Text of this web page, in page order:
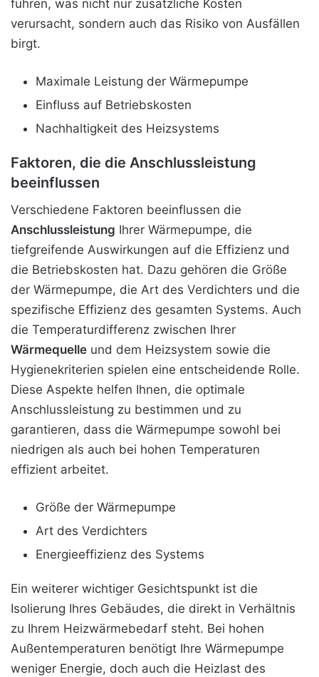
führen, was nicht nur zusätzliche Kosten
verursacht, sondern auch das Risiko von Ausfällen
birgt.
Maximale Leistung der Wärmepumpe
Einfluss auf Betriebskosten
Nachhaltigkeit des Heizsystems
Faktoren, die die Anschlussleistung
beeinflussen
Verschiedene Faktoren beeinflussen die
Anschlussleistung Ihrer Wärmepumpe, die
tiefgreifende Auswirkungen auf die Effizienz und
die Betriebskosten hat. Dazu gehören die Größe
der Wärmepumpe, die Art des Verdichters und die
spezifische Effizienz des gesamten Systems. Auch
die Temperaturdifferenz zwischen Ihrer
Wärmequelle und dem Heizsystem sowie die
Hygienekriterien spielen eine entscheidende Rolle.
Diese Aspekte helfen Ihnen, die optimale
Anschlussleistung zu bestimmen und zu
garantieren, dass die Wärmepumpe sowohl bei
niedrigen als auch bei hohen Temperaturen
effizient arbeitet.
Größe der Wärmepumpe
Art des Verdichters
Energieeffizienz des Systems
Ein weiterer wichtiger Gesichtspunkt ist die
Isolierung Ihres Gebäudes, die direkt in Verhältnis
zu Ihrem Heizwärmebedarf steht. Bei hohen
Außentemperaturen benötigt Ihre Wärmepumpe
weniger Energie, doch auch die Heizlast des